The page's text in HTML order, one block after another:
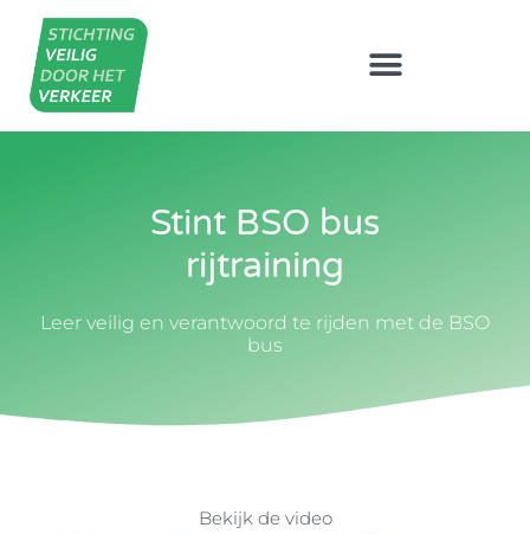
Stint BSO bus
rijtraining
Leer veilig en verantwoord te rijden met de BSO
bus
Bekijk de video